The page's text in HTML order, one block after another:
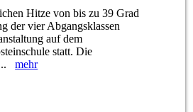
Hitze von bis zu 39 Grad
der vier Abgangsklassen
auf dem
statt. Die
mehr